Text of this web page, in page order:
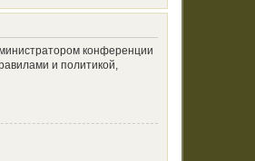
конференции
и политикой,